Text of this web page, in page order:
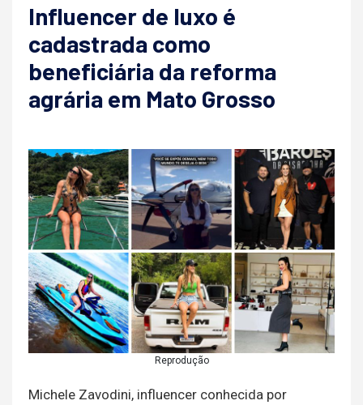
Influencer de luxo é
cadastrada como
beneficiária da reforma
agrária em Mato Grosso
Reprodução
Michele Zavodini, influencer conhecida por